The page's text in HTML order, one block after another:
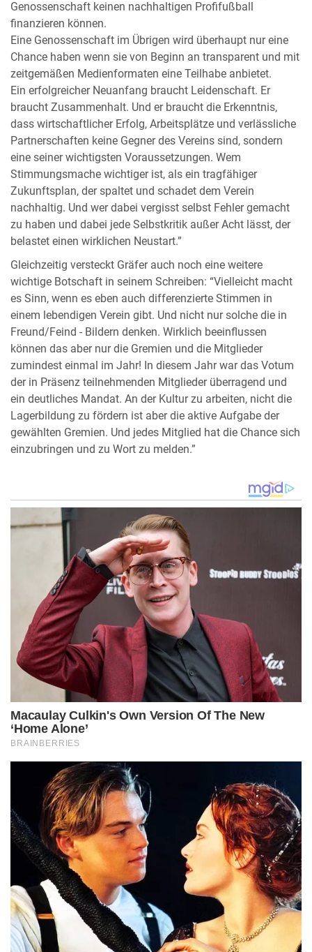
Genossenschaft keinen nachhaltigen Profifußball
finanzieren können.
Eine Genossenschaft im Übrigen wird überhaupt nur eine
Chance haben wenn sie von Beginn an transparent und mit
zeitgemäßen Medienformaten eine Teilhabe anbietet.
Ein erfolgreicher Neuanfang braucht Leidenschaft. Er
braucht Zusammenhalt. Und er braucht die Erkenntnis,
dass wirtschaftlicher Erfolg, Arbeitsplätze und verlässliche
Partnerschaften keine Gegner des Vereins sind, sondern
eine seiner wichtigsten Voraussetzungen. Wem
Stimmungsmache wichtiger ist, als ein tragfähiger
Zukunftsplan, der spaltet und schadet dem Verein
nachhaltig. Und wer dabei vergisst selbst Fehler gemacht
zu haben und dabei jede Selbstkritik außer Acht lässt, der
belastet einen wirklichen Neustart.”
Gleichzeitig versteckt Gräfer auch noch eine weitere
wichtige Botschaft in seinem Schreiben: “Vielleicht macht
es Sinn, wenn es eben auch differenzierte Stimmen in
einem lebendigen Verein gibt. Und nicht nur solche die in
Freund/Feind - Bildern denken. Wirklich beeinflussen
können das aber nur die Gremien und die Mitglieder
zumindest einmal im Jahr! In diesem Jahr war das Votum
der in Präsenz teilnehmenden Mitglieder überragend und
ein deutliches Mandat. An der Kultur zu arbeiten, nicht die
Lagerbildung zu fördern ist aber die aktive Aufgabe der
gewählten Gremien. Und jedes Mitglied hat die Chance sich
einzubringen und zu Wort zu melden.”